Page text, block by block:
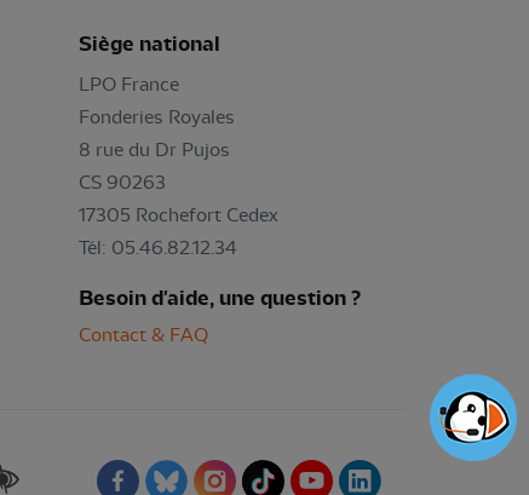
Siège national
LPO France
Fonderies Royales
8 rue du Dr Pujos
CS 90263
17305 Rochefort Cedex
Tél: 05.46.82.12.34
Besoin d'aide, une question ?
Contact & FAQ